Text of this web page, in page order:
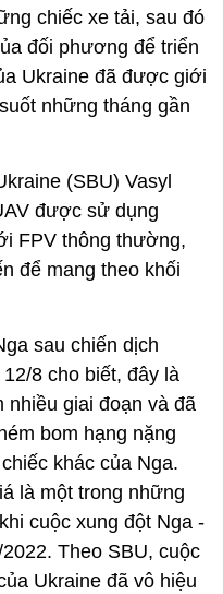
chiếc xe tải, sau đó
đối phương để triển
Ukraine đã được giới
những tháng gần
(SBU) Vasyl
được sử dụng
FPV thông thường,
để mang theo khối
sau chiến dịch
8 cho biết, đây là
giai đoạn và đã
bom hạng nặng
khác của Nga.
là một trong những
cuộc xung đột Nga -
Theo SBU, cuộc
Ukraine đã vô hiệu